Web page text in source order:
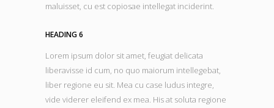
maluisset, cu est copiosae intellegat inciderint.
HEADING 6
Lorem ipsum dolor sit amet, feugiat delicata
liberavisse id cum, no quo maiorum intellegebat,
liber regione eu sit. Mea cu case ludus integre,
vide viderer eleifend ex mea. His at soluta regione